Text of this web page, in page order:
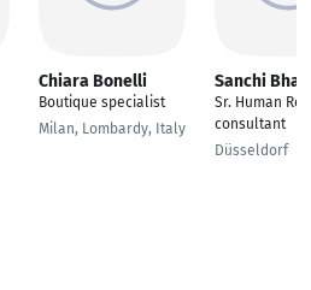
Chiara Bonelli
Boutique specialist
Milan, Lombardy, Italy
Sanchi
Sr. Human
consultant
Düsseldorf